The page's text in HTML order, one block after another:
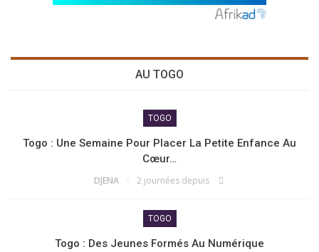
AU TOGO
TOGO
Togo : Une Semaine Pour Placer La Petite Enfance Au
Cœur…
DJENA 2 journées depuis
TOGO
Togo : Des Jeunes Formés Au Numérique